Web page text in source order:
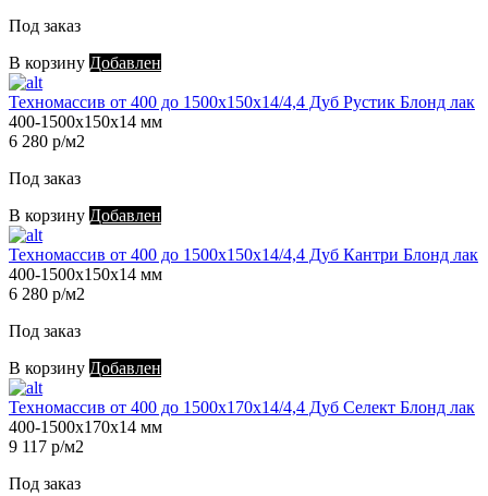
Под заказ
В корзину Добавлен
Техномассив от 400 до 1500х150х14/4,4 Дуб Рустик Блонд лак
400-1500х150х14 мм
6 280 р/м2
Под заказ
В корзину Добавлен
Техномассив от 400 до 1500х150х14/4,4 Дуб Кантри Блонд лак
400-1500х150х14 мм
6 280 р/м2
Под заказ
В корзину Добавлен
Техномассив от 400 до 1500х170х14/4,4 Дуб Селект Блонд лак
400-1500х170х14 мм
9 117 р/м2
Под заказ